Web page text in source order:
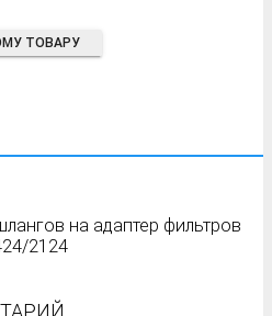
ТОВАРУ
на адаптер фильтров
2124